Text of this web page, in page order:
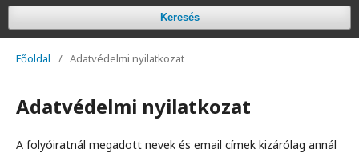
Keresés
Főoldal / Adatvédelmi nyilatkozat
Adatvédelmi nyilatkozat
A folyóiratnál megadott nevek és email címek kizárólag annál